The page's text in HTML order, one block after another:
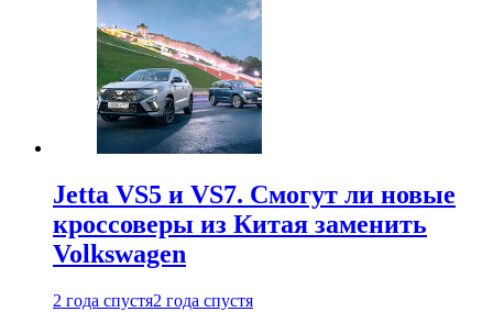
Jetta VS5 и VS7. Смогут ли новые
кроссоверы из Китая заменить
Volkswagen
2 года спустя2 года спустя